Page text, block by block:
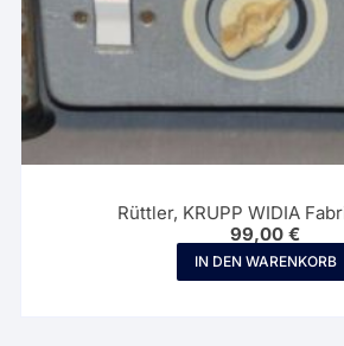
Rüttler, KRUPP WIDIA
99,00€
IN DEN WARENKORB